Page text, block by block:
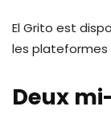
El Grito est
les plateformes
Deux